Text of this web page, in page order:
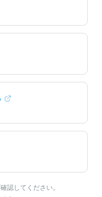
認してください。